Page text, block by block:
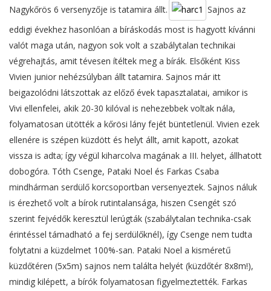
Nagykőrös 6 versenyzője is tatamira állt.
Sajnos az
eddigi évekhez hasonlóan a bíráskodás most is hagyott kívánni
valót maga után, nagyon sok volt a szabálytalan technikai
végrehajtás, amit tévesen ítéltek meg a bírák. Elsőként Kiss
Vivien junior nehézsúlyban állt tatamira. Sajnos már itt
beigazolódni látszottak az előző évek tapasztalatai, amikor is
Vivi ellenfelei, akik 20-30 kilóval is nehezebbek voltak nála,
folyamatosan ütötték a kőrösi lány fejét büntetlenül. Vivien ezek
ellenére is szépen küzdött és helyt állt, amit kapott, azokat
vissza is adta; így végül kiharcolva magának a III. helyet, állhatott
dobogóra. Tóth Csenge, Pataki Noel és Farkas Csaba
mindhárman serdülő korcsoportban versenyeztek. Sajnos náluk
is érezhető volt a bírok rutintalansága, hiszen Csengét szó
szerint fejvédők keresztül lerúgták (szabálytalan technika-csak
érintéssel támadható a fej serdülőknél), így Csenge nem tudta
folytatni a küzdelmet 100%-san. Pataki Noel a kisméretű
küzdőtéren (5x5m) sajnos nem találta helyét (küzdőtér 8x8m!),
mindig kilépett, a bírók folyamatosan figyelmeztették. Farkas